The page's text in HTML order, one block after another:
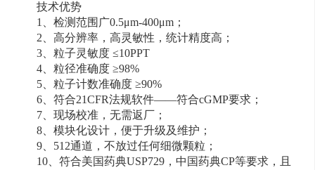
技术优势
1、检测范围广0.5μm-400μm；
2、高分辨率，高灵敏性，统计精度高；
3、粒子灵敏度 ≤10PPT
4、粒径准确度 ≥98%
5、粒子计数准确度 ≥90%
6、符合21CFR法规软件——符合cGMP要求；
7、现场校准，无需返厂；
8、模块化设计，便于升级及维护；
9、512通道，不放过任何细微颗粒；
10、符合美国药典USP729，中国药典CP等要求，且